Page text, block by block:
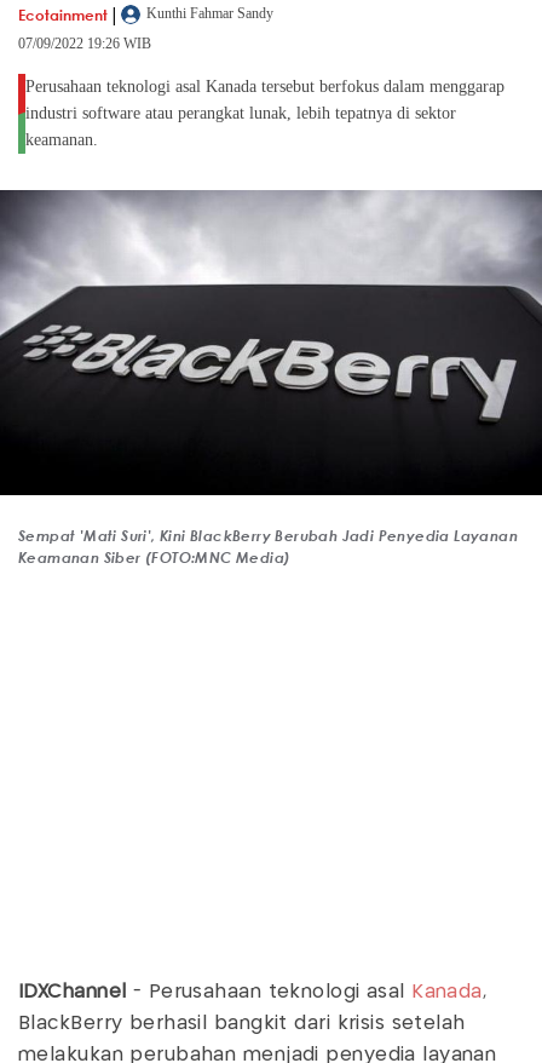
Ecotainment |
Kunthi Fahmar Sandy
07/09/2022 19:26 WIB
Perusahaan teknologi asal Kanada tersebut berfokus dalam menggarap
industri software atau perangkat lunak, lebih tepatnya di sektor
keamanan.
Sempat 'Mati Suri', Kini BlackBerry Berubah Jadi Penyedia Layanan
Keamanan Siber (FOTO:MNC Media)
IDXChannel - Perusahaan teknologi asal Kanada ,
BlackBerry berhasil bangkit dari krisis setelah
melakukan perubahan menjadi penyedia layanan